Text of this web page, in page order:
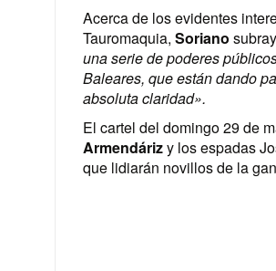
Acerca de los evidentes
Tauromaquia, Soriano
una serie de poderes
Baleares, que están dando
absoluta claridad».
El cartel del domingo 29 de
Armendárizy los espadas
que lidiarán novillos de la